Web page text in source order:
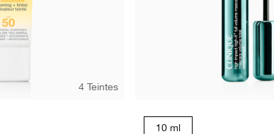
4 Teintes
10 ml